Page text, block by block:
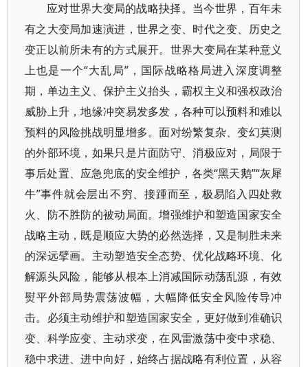
应对世界大变局的战略抉择。当今世界，百年未
有之大变局加速演进，世界之变、时代之变、历史之
变正以前所未有的方式展开。世界大变局在某种意义
上也是一个“大乱局”，国际战略格局进入深度调整
期，单边主义、保护主义抬头，霸权主义和强权政治
威胁上升，地缘冲突易发多发，各种可以预料和难以
预料的风险挑战明显增多。面对纷繁复杂、变幻莫测
的外部环境，如果只是片面防守、消极应对，局限于
事后处置、应急兜底的安全维护，各类“黑天鹅”“灰犀
牛”事件就会层出不穷、接踵而至，极易陷入四处救
火、防不胜防的被动局面。增强维护和塑造国家安全
战略主动，既是顺应大势的必然选择，又是制胜未来
的深远擘画。主动塑造安全态势、优化战略环境、化
解源头风险，能够从根本上消减国际动荡乱源，有效
熨平外部局势震荡波幅，大幅降低安全风险传导冲
击。必须主动维护和塑造国家安全，更好做到准确识
变、科学应变、主动求变，在风雷激荡中变中求稳、
稳中求进、进中向好，始终占据战略有利位置，从容